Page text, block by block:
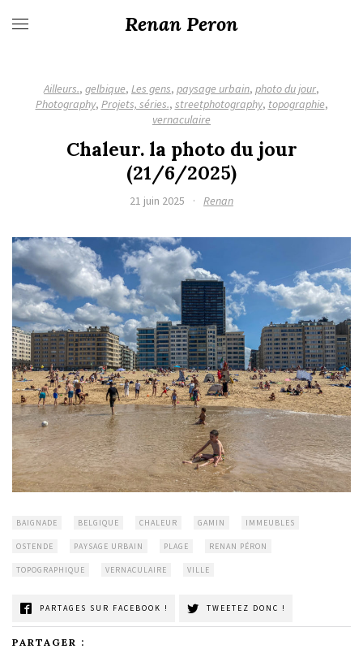
Renan Peron
Ailleurs., gelbique, Les gens, paysage urbain, photo du jour,
Photography, Projets, séries., streetphotography, topographie,
vernaculaire
Chaleur. la photo du jour
(21/6/2025)
21 juin 2025 · Renan
BAIGNADE BELGIQUE CHALEUR GAMIN IMMEUBLES
OSTENDE PAYSAGE URBAIN PLAGE RENAN PÉRON
TOPOGRAPHIQUE VERNACULAIRE VILLE
PARTAGES SUR FACEBOOK ! TWEETEZ DONC !
PARTAGER :